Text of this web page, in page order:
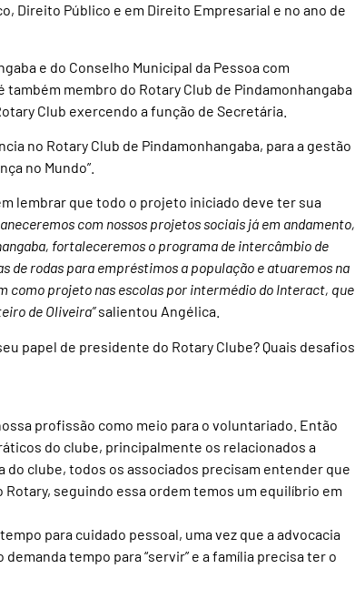
Direito Público e em Direito Empresarial e no ano de
e do Conselho Municipal da Pessoa com
membro do Rotary Club de Pindamonhangaba
Club exercendo a função de Secretária.
no Rotary Club de Pindamonhangaba, para a gestão
no Mundo”.
lembrar que todo o projeto iniciado deve ter sua
com nossos projetos sociais já em andamento,
fortaleceremos o programa de intercâmbio de
de rodas para empréstimos a população e atuaremos na
como projeto nas escolas por intermédio do Interact, que
de Oliveira”salientou Angélica.
papel de presidente do Rotary Clube? Quais desafios
profissão como meio para o voluntariado. Então
do clube, principalmente os relacionados a
do clube, todos os associados precisam entender que
seguindo essa ordem temos um equilíbrio em
para cuidado pessoal, uma vez que a advocacia
tempo para “servir” e a família precisa ter o